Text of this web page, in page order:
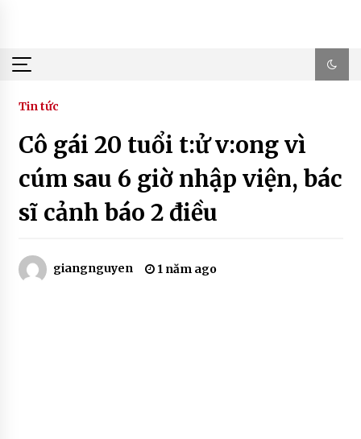
Tin tức
Cô gái 20 tuổi t:ử v:ong vì
cúm sau 6 giờ nhập viện, bác
sĩ cảnh báo 2 điều
giangnguyen 1 năm ago